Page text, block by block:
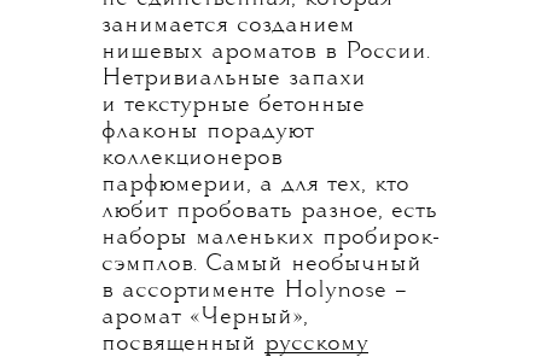
занимается созданием
нишевых ароматов в России.
Нетривиальные запахи
и текстурные бетонные
флаконы порадуют
коллекционеров
парфюмерии, а для тех, кто
любит пробовать разное, есть
наборы маленьких пробирок-
сэмплов. Самый необычный
в ассортименте Holynose –
аромат «Черный»,
посвященный русскому